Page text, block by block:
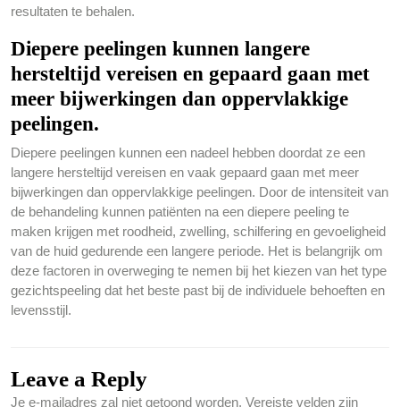
resultaten te behalen.
Diepere peelingen kunnen langere
hersteltijd vereisen en gepaard gaan met
meer bijwerkingen dan oppervlakkige
peelingen.
Diepere peelingen kunnen een nadeel hebben doordat ze een
langere hersteltijd vereisen en vaak gepaard gaan met meer
bijwerkingen dan oppervlakkige peelingen. Door de intensiteit van
de behandeling kunnen patiënten na een diepere peeling te
maken krijgen met roodheid, zwelling, schilfering en gevoeligheid
van de huid gedurende een langere periode. Het is belangrijk om
deze factoren in overweging te nemen bij het kiezen van het type
gezichtspeeling dat het beste past bij de individuele behoeften en
levensstijl.
Leave a Reply
Je e-mailadres zal niet getoond worden. Vereiste velden zijn